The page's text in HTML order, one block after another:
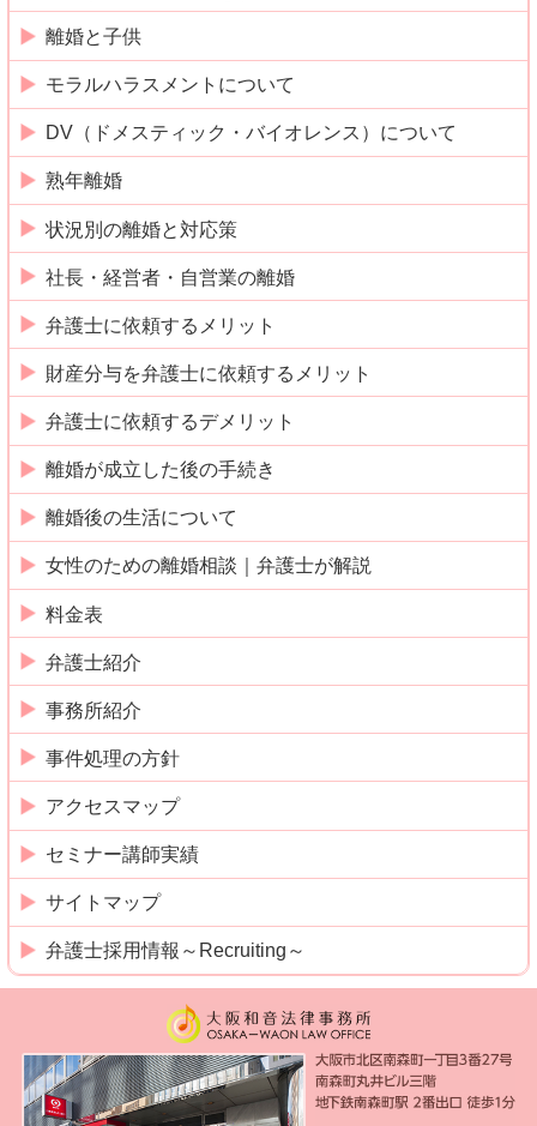
離婚と子供
モラルハラスメントについて
DV（ドメスティック・バイオレンス）について
熟年離婚
状況別の離婚と対応策
社長・経営者・自営業の離婚
弁護士に依頼するメリット
財産分与を弁護士に依頼するメリット
弁護士に依頼するデメリット
離婚が成立した後の手続き
離婚後の生活について
女性のための離婚相談｜弁護士が解説
料金表
弁護士紹介
事務所紹介
事件処理の方針
アクセスマップ
セミナー講師実績
サイトマップ
弁護士採用情報～Recruiting～